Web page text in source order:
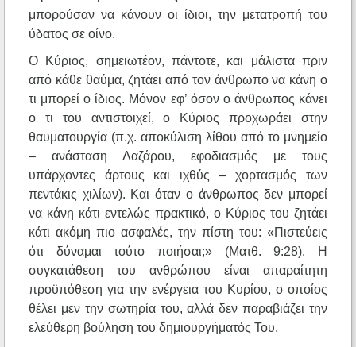
μπορούσαν να κάνουν οι ίδιοι, την μετατροπή του
ύδατος σε οίνο.
Ο Κύριος, σημειωτέον, πάντοτε, και μάλιστα πριν
από κάθε θαύμα, ζητάει από τον άνθρωπο να κάνη ο
τι μπορεί ο ίδιος. Μόνον εφ’ όσον ο άνθρωπος κάνει
ο τι του αντιστοιχεί, ο Κύριος προχωράει στην
θαυματουργία (π.χ. αποκύλιση λίθου από το μνημείο
– ανάσταση Λαζάρου, εφοδιασμός με τους
υπάρχοντες άρτους και ιχθύς – χορτασμός των
πεντάκις χιλίων). Και όταν ο άνθρωπος δεν μπορεί
να κάνη κάτι εντελώς πρακτικό, ο Κύριος του ζητάει
κάτι ακόμη πιο ασφαλές, την πίστη του: «Πιστεύεις
ότι δύναμαι τούτο ποιήσαι;» (Ματθ. 9:28). Η
συγκατάθεση του ανθρώπου είναι απαραίτητη
προϋπόθεση για την ενέργεια του Κυρίου, ο οποίος
θέλει μεν την σωτηρία του, αλλά δεν παραβιάζει την
ελεύθερη βούληση του δημιουργήματός Του.